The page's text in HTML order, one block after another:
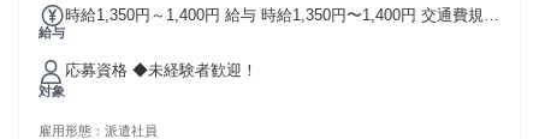
給与
時給1,350円～1,400円 給与 時給1,350円〜1,400円 交通費規定
福利厚生サービスを導入しています。 詳細については弊社速
払い特設ページをご確認ください。 ※速払いサービスの利用
ざいます。 ※利用できるタイミングはご就業先の勤怠管理形
対象
応募資格 ◆未経験者歓迎！
雇用形態： 派遣社員